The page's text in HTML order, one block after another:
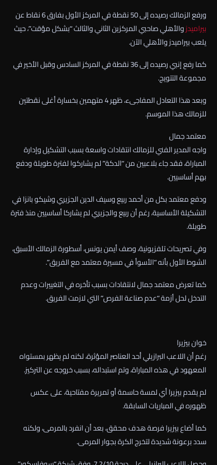
ورفع الزمالك رصيده إلى 50 نقطة في المركز الأول بفارق 6 نقاط عن
بيراميدزوالأهلي صاحبي المركزين الثاني والثالث “بشكل مؤقت”، حيث
يلعب بيراميدز والأهلي الآن.
كما رفع إنبي رصيده إلى 36 نقطة في المركز السادس وقبل الأخير في
مجموعة التتويج.
وبعد هذا التعادل المفاجىء، ظهر 4 متهمين بخسارة أغلى نقطتين
للزمالك هذا الموسم.
معتمد جمال
واجه المدير الفني للزمالك انتقادات واسعة بسبب التشكيل وإدارة
المباراة، فقد جاء بلاعبين من “الدكة” لم يشاركوا لفترة طويلة ودفع
بهم أساسيين.
ودفع معتمد بكل من أحمد ربيع وسيف الدين الجزيري وشيكو بانزا في
التشكيلة الأساسية، رغم أن ربيع والجزيري لم يشاركا أساسيين منذ فترة
طويلة.
وفي تصريحات تلفزيونية، وصف أيمن يونس، أسطورة الزمالك الأسبق،
الشوط الأول بأنه “الأسوأ في مسيرة معتمد مع الفريق”.
كما تعرض معتمد جمال لانتقادات بسبب تأخره في التغييرات وعدم
التدخل لحل أزمة “عدم صناعة الفرص” التي لازمت الفريق.
خوان بيزيرا
رغم أن اللاعب البرازيلي أحد العناصر المؤثرة، لكنه لم يظهر بمستواه
المعهود في هذه المباراة، وتم استبداله، بسبب خروجه عن التركيز.
لم يقدم بيزيرا أي لمسة حاسمة أو تمريرة مفتاحية، على عكس
ظهوره في المباريات السابقة.
كما أضاع بيزيرا فرصة هدف محقق، بعد أن انفرد بالمرمى، ولكنه
سدد برعونة شديدة لتخرج الكرة بجوار المرمى.